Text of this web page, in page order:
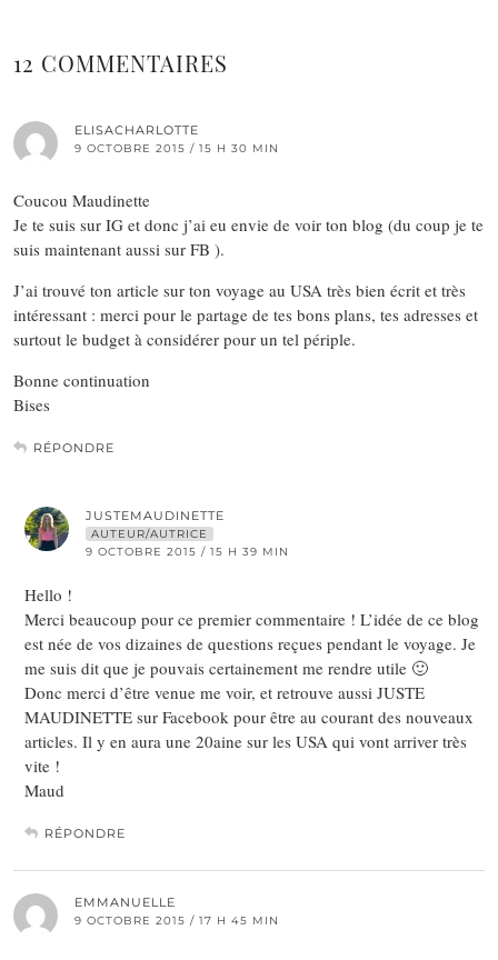
12 COMMENTAIRES
ELISACHARLOTTE
9 OCTOBRE 2015 / 15 H 30 MIN
Coucou Maudinette
Je te suis sur IG et donc j’ai eu envie de voir ton blog (du coup je te
suis maintenant aussi sur FB ).
J’ai trouvé ton article sur ton voyage au USA très bien écrit et très
intéressant : merci pour le partage de tes bons plans, tes adresses et
surtout le budget à considérer pour un tel périple.
Bonne continuation
Bises
RÉPONDRE
JUSTEMAUDINETTE
AUTEUR/AUTRICE
9 OCTOBRE 2015 / 15 H 39 MIN
Hello !
Merci beaucoup pour ce premier commentaire ! L’idée de ce blog
est née de vos dizaines de questions reçues pendant le voyage. Je
me suis dit que je pouvais certainement me rendre utile 🙂
Donc merci d’être venue me voir, et retrouve aussi JUSTE
MAUDINETTE sur Facebook pour être au courant des nouveaux
articles. Il y en aura une 20aine sur les USA qui vont arriver très
vite !
Maud
RÉPONDRE
EMMANUELLE
9 OCTOBRE 2015 / 17 H 45 MIN